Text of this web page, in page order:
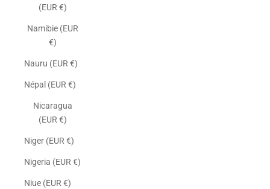
(EUR €)
Namibie (EUR
€)
Nauru (EUR €)
Népal (EUR €)
Nicaragua
(EUR €)
Niger (EUR €)
Nigeria (EUR €)
Niue (EUR €)